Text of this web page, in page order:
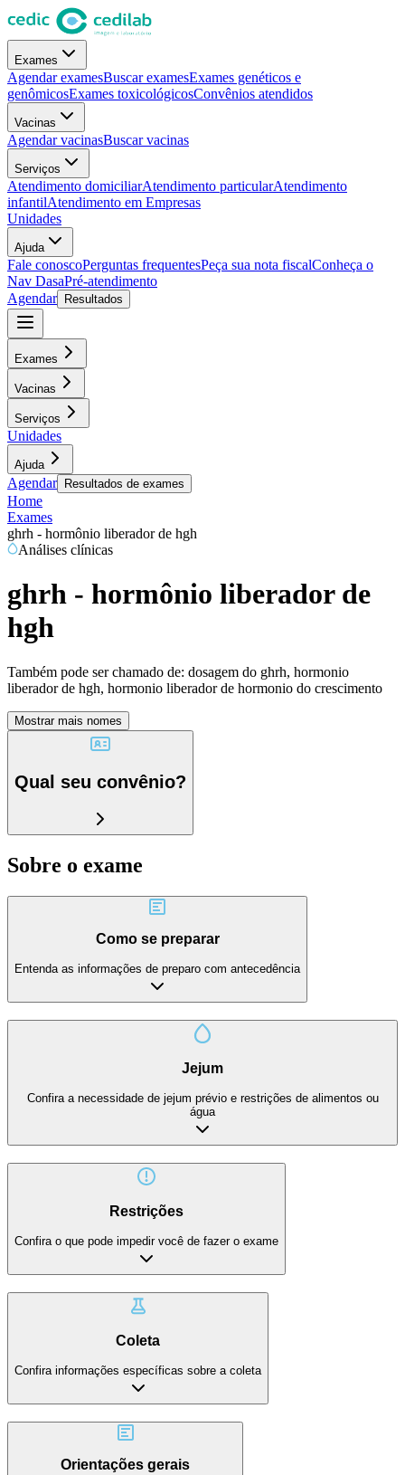
Exames
Agendar examesBuscar examesExames genéticos e
genômicosExames toxicológicosConvênios atendidos
Vacinas
Agendar vacinasBuscar vacinas
Serviços
Atendimento domiciliarAtendimento particularAtendimento
infantilAtendimento em Empresas
Unidades
Ajuda
Fale conoscoPerguntas frequentesPeça sua nota fiscalConheça o
Nav DasaPré-atendimento
Agendar
Resultados
Exames
Vacinas
Serviços
Unidades
Ajuda
Agendar Resultados de exames
Home
Exames
ghrh - hormônio liberador de hgh
Análises clínicas
ghrh - hormônio liberador de
hgh
Também pode ser chamado de: dosagem do ghrh, hormonio
liberador de hgh, hormonio liberador de hormonio do crescimento
Mostrar mais nomes
Qual seu convênio?
Sobre o exame
Como se preparar
Entenda as informações de preparo com antecedência
Jejum
Confira a necessidade de jejum prévio e restrições de alimentos ou
água
Restrições
Confira o que pode impedir você de fazer o exame
Coleta
Confira informações específicas sobre a coleta
Orientações gerais